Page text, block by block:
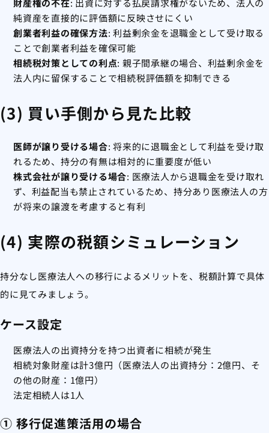
財産権の不在: 出資に対する払戻請求権がないため、法人の
純資産を直接的に評価額に反映させにくい
創業者利益の確保方法: 利益剰余金を退職金として受け取る
ことで創業者利益を確保可能
相続税対策としての利点: 親子間承継の場合、利益剰余金を
法人内に留保することで相続税評価額を抑制できる
(3) 買い手側から見た比較
医師が譲り受ける場合: 将来的に退職金として利益を受け取
れるため、持分の有無は相対的に重要度が低い
株式会社が譲り受ける場合: 医療法人から退職金を受け取れ
ず、利益配当も禁止されているため、持分あり医療法人の方
が将来の譲渡を考慮すると有利
(4) 実際の税額シミュレーション
持分なし医療法人への移行によるメリットを、税額計算で具体
的に見てみましょう。
ケース設定
医療法人の出資持分を持つ出資者に相続が発生
相続対象財産は計3億円（医療法人の出資持分：2億円、そ
の他の財産：1億円）
法定相続人は1人
① 移行促進策活用の場合